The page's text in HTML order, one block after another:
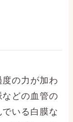
の力が加わ
どの血管の
いる白膜な